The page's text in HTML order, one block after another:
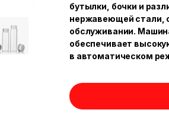
бутылки, бочки и
нержавеющей стали,
обслуживании.
обеспечивает
в автоматическом